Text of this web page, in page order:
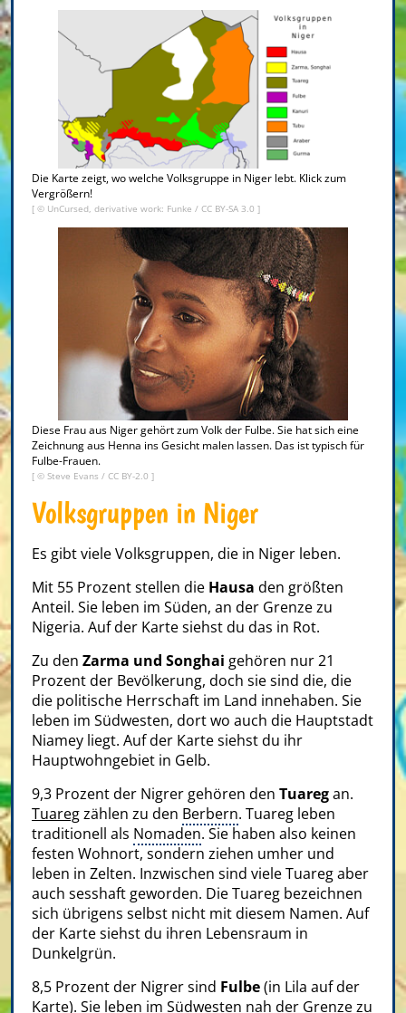
Die Karte zeigt, wo welche Volksgruppe in Niger lebt. Klick zum
Vergrößern!
[ © UnCursed, derivative work: Funke / CC BY-SA 3.0 ]
Diese Frau aus Niger gehört zum Volk der Fulbe. Sie hat sich eine
Zeichnung aus Henna ins Gesicht malen lassen. Das ist typisch für
Fulbe-Frauen.
[ © Steve Evans / CC BY-2.0 ]
Volksgruppen in Niger
Es gibt viele Volksgruppen, die in Niger leben.
Mit 55 Prozent stellen die Hausa den größten
Anteil. Sie leben im Süden, an der Grenze zu
Nigeria. Auf der Karte siehst du das in Rot.
Zu den Zarma und Songhai gehören nur 21
Prozent der Bevölkerung, doch sie sind die, die
die politische Herrschaft im Land innehaben. Sie
leben im Südwesten, dort wo auch die Hauptstadt
Niamey liegt. Auf der Karte siehst du ihr
Hauptwohngebiet in Gelb.
9,3 Prozent der Nigrer gehören den Tuaregan.
Tuaregzählen zu den Berbern. Tuareg leben
traditionell als Nomaden. Sie haben also keinen
festen Wohnort, sondern ziehen umher und
leben in Zelten. Inzwischen sind viele Tuareg aber
auch sesshaft geworden. Die Tuareg bezeichnen
sich übrigens selbst nicht mit diesem Namen. Auf
der Karte siehst du ihren Lebensraum in
Dunkelgrün.
8,5 Prozent der Nigrer sind Fulbe(in Lila auf der
Karte). Sie leben im Südwesten nah der Grenze zu